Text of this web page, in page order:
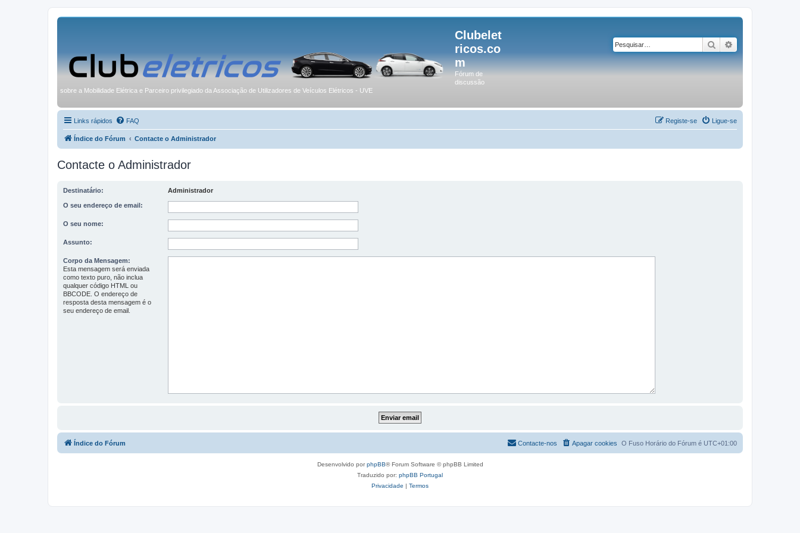
Clubelet
ricos.co
m
Fórum de
discussão
sobre a Mobilidade Elétrica e Parceiro privilegiado da Associação de Utilizadores de Veículos Elétricos - UVE
Pesquisar
Links rápidos FAQ Ligue-se
Registe-se
Índice do Fórum Contacte o Administrador
Contacte o Administrador
Destinatário: Administrador
O seu endereço de email:
O seu nome:
Assunto:
Corpo da Mensagem:
Esta mensagem será enviada
como texto puro, não inclua
qualquer código HTML ou
BBCODE. O endereço de
resposta desta mensagem é o
seu endereço de email.
Índice do Fórum O Fuso Horário do Fórum é UTC+01:00
Apagar cookies
Contacte-nos
Desenvolvido porphpBB® Forum Software © phpBB Limited
Traduzido por: phpBB Portugal
Privacidade | Termos